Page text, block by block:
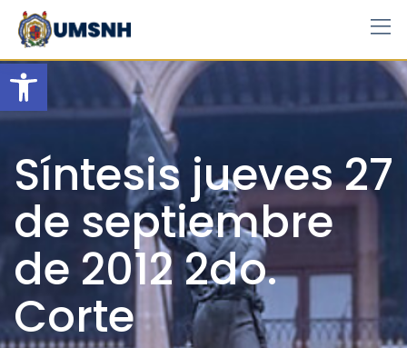
Open toolbar
Skip
content
Síntesis jueves 27
de septiembre
de 2012 2do.
Corte